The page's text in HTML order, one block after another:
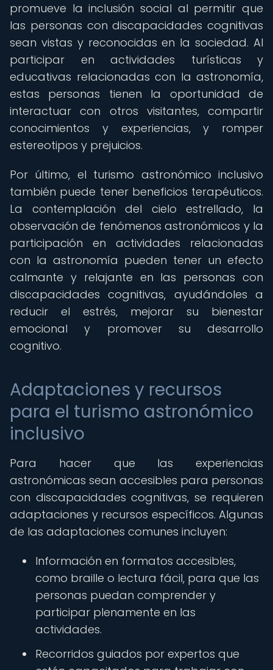
promueve la inclusión social al permitir que
las personas con discapacidades cognitivas
sean vistas y reconocidas en la sociedad. Al
participar en actividades turísticas y
educativas relacionadas con la astronomía,
estas personas tienen la oportunidad de
interactuar con otros visitantes, compartir
conocimientos y experiencias, y romper
estereotipos y prejuicios.
Por último, el turismo astronómico inclusivo
también puede tener beneficios terapéuticos.
La contemplación del cielo estrellado, la
observación de fenómenos astronómicos y la
participación en actividades relacionadas
con la astronomía pueden tener un efecto
calmante y relajante en las personas con
discapacidades cognitivas, ayudándoles a
reducir el estrés, mejorar su bienestar
emocional y promover su desarrollo
cognitivo.
Adaptaciones y recursos
para el turismo astronómico
inclusivo
Para hacer que las experiencias
astronómicas sean accesibles para personas
con discapacidades cognitivas, se requieren
adaptaciones y recursos específicos. Algunas
de las adaptaciones comunes incluyen:
Información en formatos accesibles,
como braille o lectura fácil, para que las
personas puedan comprender y
participar plenamente en las
actividades.
Recorridos guiados por expertos que